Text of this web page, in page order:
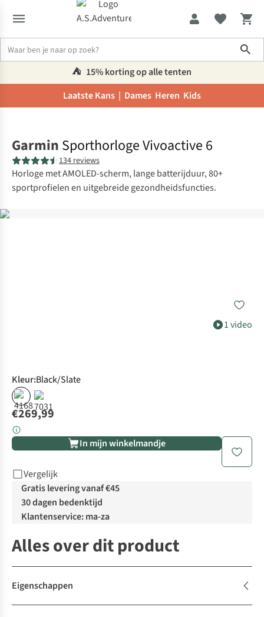
⛺️ 15% korting op alle tenten
Laatste Kans | Dames Heren Kids
1 video
Garmin Sporthorloge Vivoactive 6
134 reviews
Horloge met AMOLED-scherm, lange batterijduur, 80+
sportprofielen en uitgebreide gezondheidsfuncties.
Kleur:Black/Slate
€269,99
In mijn winkelmandje
Vergelijk
Gratis levering vanaf €45
30 dagen bedenktijd
Klantenservice: ma-za
Alles over dit product
Eigenschappen